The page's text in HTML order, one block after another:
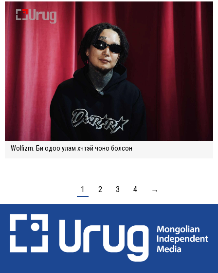
Wolfizm: Би одоо улам хүчтэй чоно болсон
1 2 3 4 →